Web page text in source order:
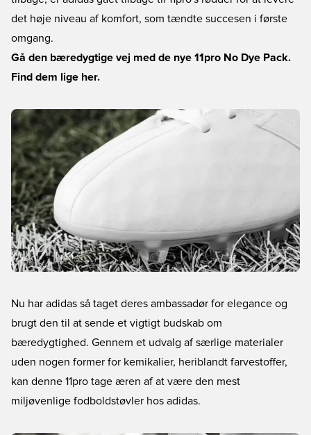
det høje niveau af komfort, som tændte succesen i første
omgang.
Gå den bæredygtige vej med de nye 11pro No Dye Pack.
Find dem lige her.
Nu har adidas så taget deres ambassadør for elegance og
brugt den til at sende et vigtigt budskab om
bæredygtighed. Gennem et udvalg af særlige materialer
uden nogen former for kemikalier, heriblandt farvestoffer,
kan denne 11pro tage æren af at være den mest
miljøvenlige fodboldstøvler hos adidas.